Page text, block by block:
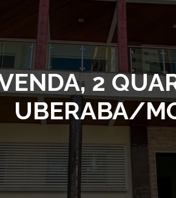
2
UBERABA/